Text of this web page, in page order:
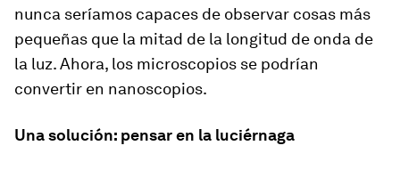
nunca seríamos capaces de observar cosas más
pequeñas que la mitad de la longitud de onda de
la luz. Ahora, los microscopios se podrían
convertir en nanoscopios.
Una solución: pensar en la luciérnaga